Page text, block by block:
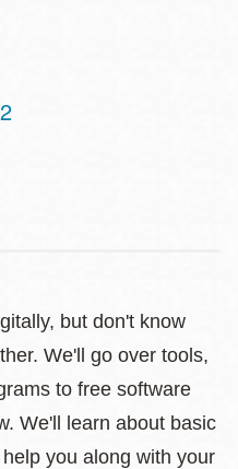
but don't know
We'll go over tools,
to free software
We'll learn about basic
you along with your